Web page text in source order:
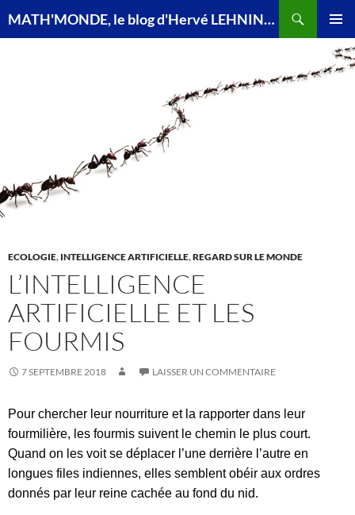
MATH'MONDE, le blog d'Hervé LEHNING, agrégé de mathématiques
ECOLOGIE, INTELLIGENCE ARTIFICIELLE,REGARD SUR LE MONDE
L’INTELLIGENCE
ARTIFICIELLE ET LES
FOURMIS
7 SEPTEMBRE 2018 LAISSER UN COMMENTAIRE
Pour chercher leur nourriture et la rapporter dans leur
fourmilière, les fourmis suivent le chemin le plus court.
Quand on les voit se déplacer l’une derrière l’autre en
longues files indiennes, elles semblent obéir aux ordres
donnés par leur reine cachée au fond du nid.